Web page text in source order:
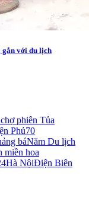
gắn với du lịch
chợ phiên Tủa
Phủ70
báNăm Du lịch
miền hoa
Hà NộiĐiện Biên